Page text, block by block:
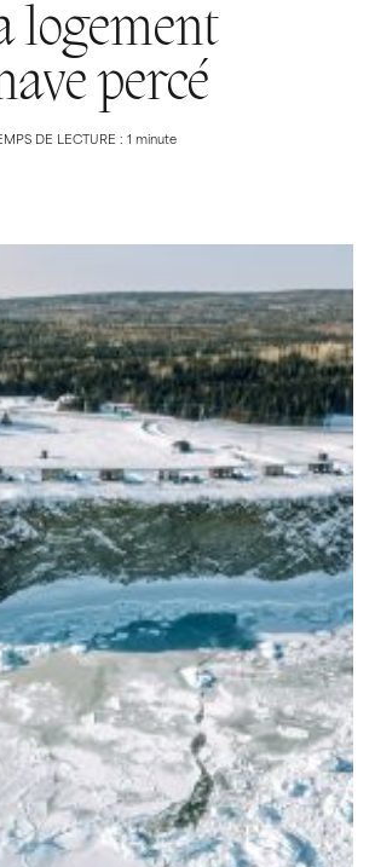
logement
percé
DE LECTURE : 1 minute